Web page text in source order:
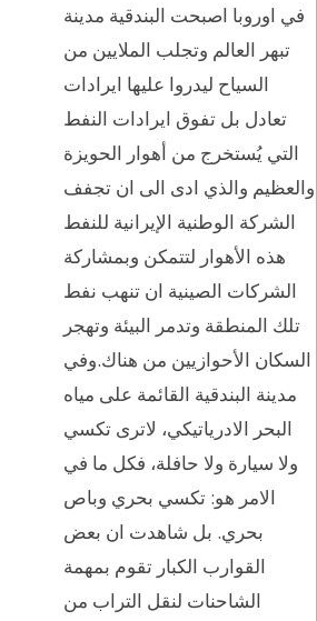
في اوروبا اصبحت البندقية مدينة
تبهر العالم وتجلب الملايين من
السياح ليدروا عليها ايرادات
تعادل بل تفوق ايرادات النفط
التي يُستخرج من أهوار الحويزة
والعظيم والذي ادى الى ان تجفف
الشركة الوطنية الإيرانية للنفط
هذه الأهوار لتتمكن وبمشاركة
الشركات الصينية ان تنهب نفط
تلك المنطقة وتدمر البيئة وتهجر
السكان الأحوازيين من هناك.وفي
مدينة البندقية القائمة على مياه
البحر الادرياتيكي، لاترى تكسي
ولا سيارة ولا حافلة، فكل ما في
الامر هو: تكسي بحري وباص
بحري. بل شاهدت ان بعض
القوارب الكبار تقوم بمهمة
الشاحنات لنقل التراب من